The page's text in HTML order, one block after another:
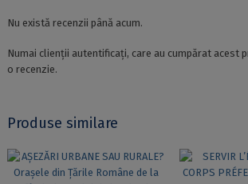
XX”
Nu există recenzii până acum.
Numai clienții autentificați, care au cumpărat acest
o recenzie.
Produse similare